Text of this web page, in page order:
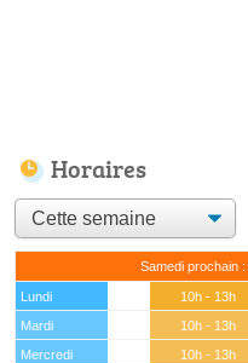
Horaires
Samedi prochain :
Lundi 10h - 13h
Mardi
10h - 13h
Mercredi
10h - 13h